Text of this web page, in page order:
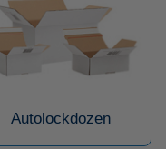
Autolockdozen